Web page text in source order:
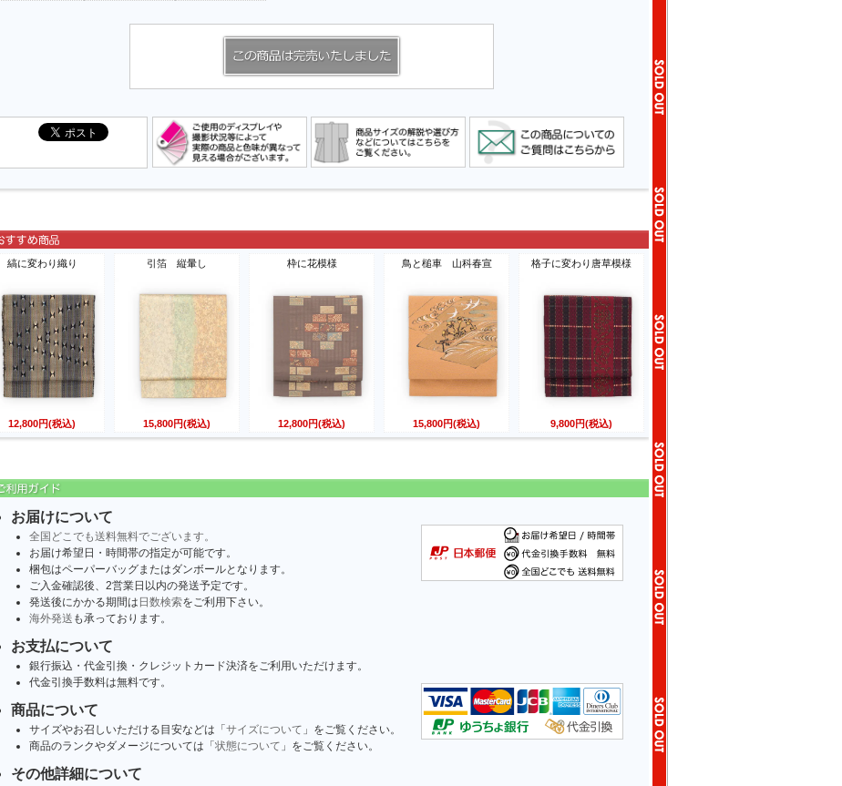
縞に変わり織り
12,800円(税込)
引箔 縦暈し
15,800円(税込)
枠に花模様
12,800円(税込)
鳥と槌車 山科春宣
15,800円(税込)
格子に変わり唐草模様
9,800円(税込)
お届けについて
全国どこでも送料無料でございます。
お届け希望日・時間帯の指定が可能です。
梱包はペーパーバッグまたはダンボールとなります。
ご入金確認後、2営業日以内の発送予定です。
発送後にかかる期間は 日数検索をご利用下さい。
海外発送 も承っております。
お支払について
銀行振込・代金引換・クレジットカード決済をご利用いただけます。
代金引換手数料は無料です。
商品について
サイズやお召しいただける目安などは「 サイズについて 」をご覧ください。
商品のランクやダメージについては「 状態について 」をご覧ください。
その他詳細について